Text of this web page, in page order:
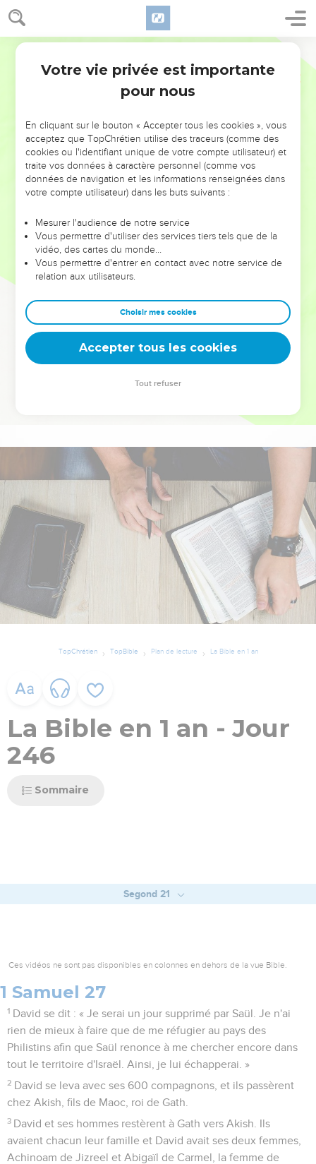
NE MANQUEZ PAS L’ÉVÉNEMENT
DE L’ANNÉE !
ET SI LEURS ERREURS POUVAIENT VOUS ÉVITER LES
VOTRES ?
leur foi ou leur vision. Mais on voit moins les doutes, les erreurs
et les saisons difficiles qu'ils ont traversés, alors même que ce
sont elles qui les ont façonnés.
Dans cette conférence, leaders, entrepreneurs, et responsables
clés pour avancer avec plus de sagesse afin que leurs erreurs
deviennent vos tremplins. Que vous guidiez un ministère, une
équipe, un groupe ou une famille, leur expérience est faite
TopChrétien TopBible Plan de lecture La Bible en 1 an
La Bible en 1 an - Jour
246
Sommaire
Segond 21
Ces vidéos ne sont pas disponibles en colonnes en dehors de la vue Bible.
1 Samuel 27
1 David se dit : « Je serai un jour supprimé par Saül. Je n'ai
rien de mieux à faire que de me réfugier au pays des
Philistins afin que Saül renonce à me chercher encore dans
tout le territoire d'Israël. Ainsi, je lui échapperai. »
2 David se leva avec ses 600 compagnons, et ils passèrent
chez Akish, fils de Maoc, roi de Gath.
3 David et ses hommes restèrent à Gath vers Akish. Ils
avaient chacun leur famille et David avait ses deux femmes,
Achinoam de Jizreel et Abigaïl de Carmel, la femme de
Votre vie privée est importante
pour nous
En cliquant sur le bouton « Accepter tous les cookies », vous
acceptez que TopChrétien utilise des traceurs (comme des
cookies ou l'identifiant unique de votre compte utilisateur) et
traite vos données à caractère personnel (comme vos
données de navigation et les informations renseignées dans
votre compte utilisateur) dans les buts suivants :
Mesurer l'audience de notre service
Vous permettre d'utiliser des services tiers tels que de la
vidéo, des cartes du monde…
Vous permettre d'entrer en contact avec notre service de
relation aux utilisateurs.
Choisir mes cookies
Accepter tous les cookies
Tout refuser